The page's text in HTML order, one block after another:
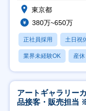
東京都
380万~650万
正社員採用 土日祝
業界未経験OK 産
アートギャラリー
品接客・販売担当